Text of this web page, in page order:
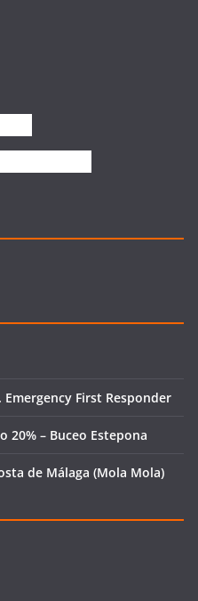
First Responder
20% – Buceo Estepona
de Málaga (Mola Mola)